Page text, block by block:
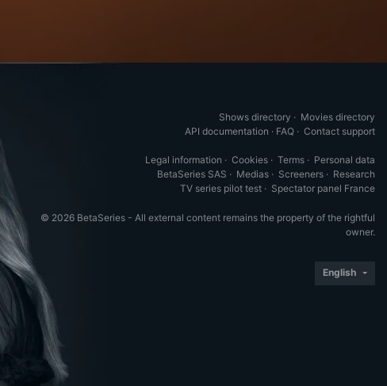
Shows directory · Movies directory
API documentation · FAQ · Contact support
Legal information · Cookies · Terms · Personal data
BetaSeries SAS · Medias · Screeners · Research
TV series pilot test · Spectator panel France
© 2026 BetaSeries - All external content remains the property of the rightful
owner.
English